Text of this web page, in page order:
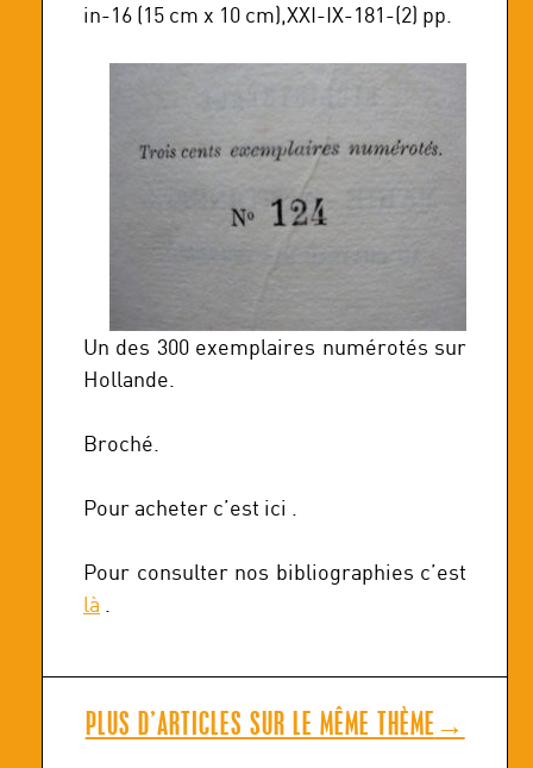
in-16 (15 cm x 10 cm),XXI-IX-181-(2) pp.
Un des 300 exemplaires numérotés sur
Hollande.
Broché.
Pour acheter c’est ici .
Pour consulter nos bibliographies c’est
là .
PLUS D’ARTICLES SUR LE MÊME THÈME →